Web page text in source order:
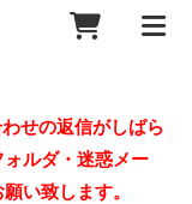
せの返信がしばら
ルダ・迷惑メー
い致します。